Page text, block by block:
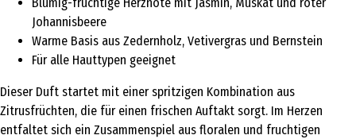
Johannisbeere
Warme Basis aus Zedernholz, Vetivergras und Bernstein
Für alle Hauttypen geeignet
Dieser Duft startet mit einer spritzigen Kombination aus
Zitrusfrüchten, die für einen frischen Auftakt sorgt. Im Herzen
entfaltet sich ein Zusammenspiel aus floralen und fruchtigen